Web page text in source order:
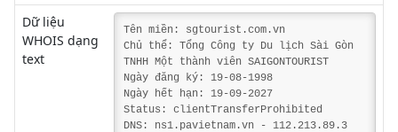
Dữ liệu
WHOIS dạng
text
Tên miền: sgtourist.com.vn
Chủ thể: Tổng Công ty Du lịch Sài Gòn
TNHH Một thành viên SAIGONTOURIST
Ngày đăng ký: 19-08-1998
Ngày hết hạn: 19-09-2027
Status: clientTransferProhibited
DNS: ns1.pavietnam.vn - 112.213.89.3